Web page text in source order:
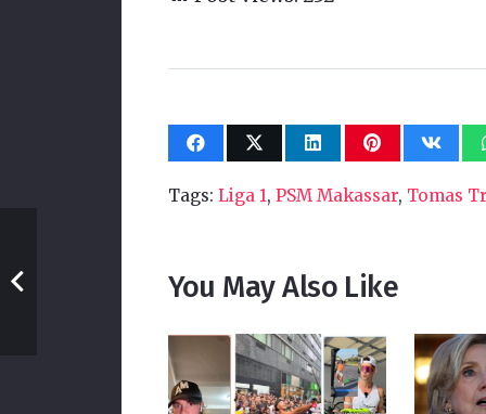
Tags: Liga 1, PSM Makassar, Tomas
You May Also Like